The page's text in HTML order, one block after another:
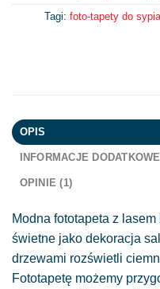
Tagi: foto-tapety do
OPIS
INFORMACJE DODATKOWE
OPINIE (1)
Modna fototapeta z
świetne jako dekoracja
drzewami rozświetli
Fototapetę możemy